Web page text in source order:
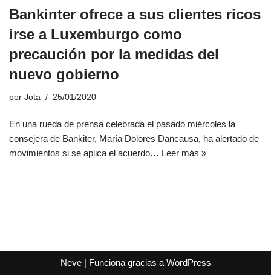
Bankinter ofrece a sus clientes ricos
irse a Luxemburgo como
precaución por la medidas del
nuevo gobierno
por Jota 25/01/2020
En una rueda de prensa celebrada el pasado miércoles la
consejera de Bankiter, María Dolores Dancausa, ha alertado de
movimientos si se aplica el acuerdo… Leer más »
Neve| Funciona gracias a WordPress